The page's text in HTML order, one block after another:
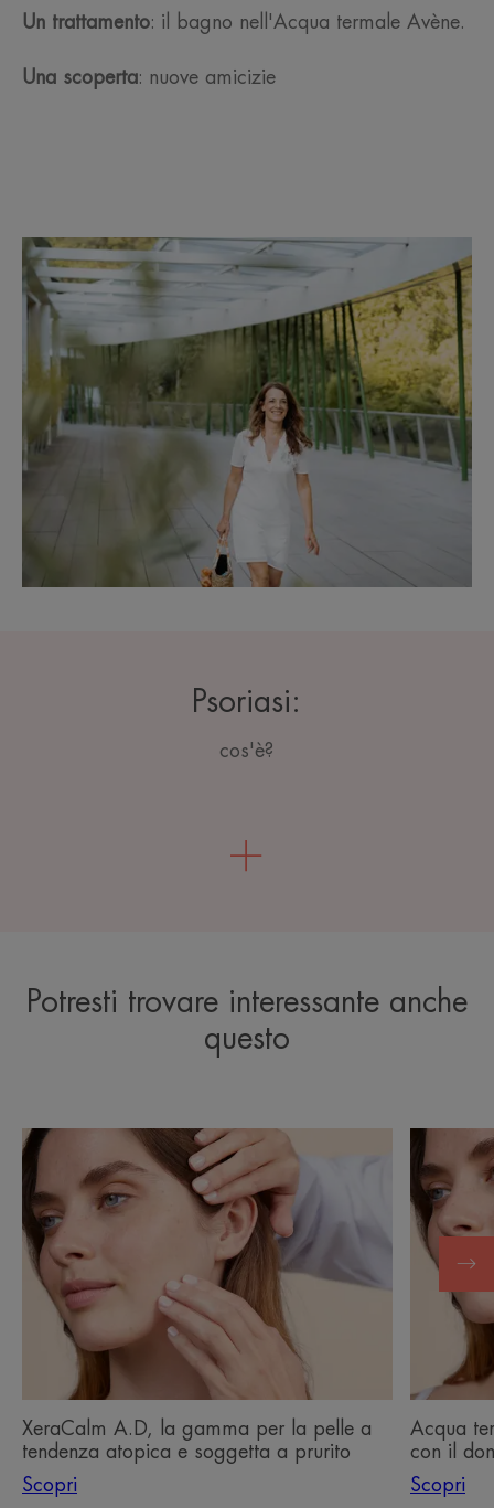
Un trattamento: il bagno nell'Acqua termale Avène.
Una scoperta: nuove amicizie
Psoriasi:
cos'è?
Potresti trovare interessante anche
questo
Scopri
XeraCalm
A.D,
la
gamma
per
pelle
tendenza
atopica
e
soggetta
prurito
XeraCalm A.D, la gamma per la pelle a
tendenza atopica e soggetta a prurito
Scopri
Acqua
termale
Avène,
un
principio
attivo
dono
di
lenire
la
sensibile
Acqua
con il
Scopri